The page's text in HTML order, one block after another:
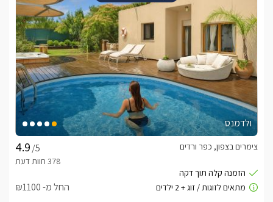
ולדמנס
/5
צימרים בצפון, כפר ורדים
החל מ- ₪1100